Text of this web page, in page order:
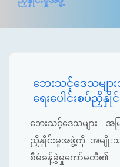
ဘေးသင့်ဒေသမျာ
ရေးပေါင်းစပ်ညှိနှို
ဘေးသင့်ဒေသများ အမ
ညှိနှိုင်းမှုအဖွဲ့ကို အမျိုးသ
စီမံခန့်ခွဲမှုကော်မတီ၏